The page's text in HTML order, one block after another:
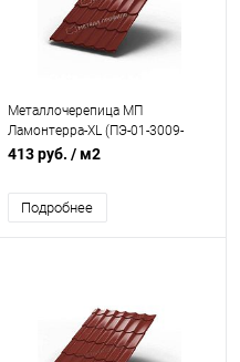
Металлочерепица МП
Ламонтерра-XL (ПЭ-01-3009-
0,45)
413 руб. / м2
Подробнее